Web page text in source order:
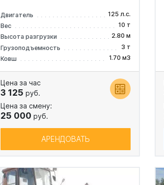
Двигатель
125 л.с.
Вес
10 т
Высота разгрузки
2.80 м
Грузоподъемность
3 т
Ковш
1.70 м3
Цена за час
3 125 руб.
Цена за смену:
25 000 руб.
АРЕНДОВАТЬ